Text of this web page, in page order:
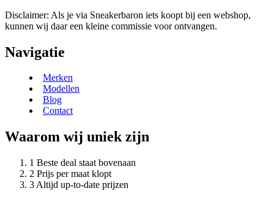
Disclaimer: Als je via Sneakerbaron iets koopt bij een webshop,
kunnen wij daar een kleine commissie voor ontvangen.
Navigatie
Merken
Modellen
Blog
Contact
Waarom wij uniek zijn
Beste deal staat bovenaan
Prijs per maat klopt
Altijd up-to-date prijzen